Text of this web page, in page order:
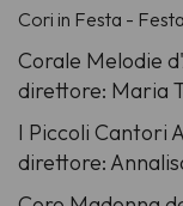
Cori in Festa -
Corale Melodie
direttore: Maria
I Piccoli Cantori
direttore: